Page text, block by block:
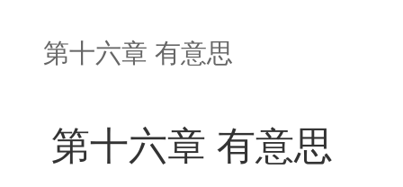
第十六章 有意思
第十六章 有意思